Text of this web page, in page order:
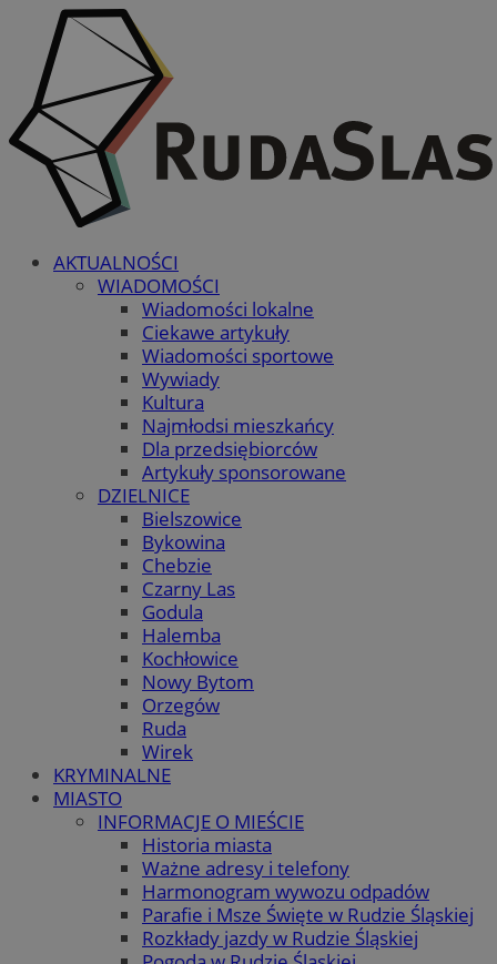
AKTUALNOŚCI
WIADOMOŚCI
Wiadomości lokalne
Ciekawe artykuły
Wiadomości sportowe
Wywiady
Kultura
Najmłodsi mieszkańcy
Dla przedsiębiorców
Artykuły sponsorowane
DZIELNICE
Bielszowice
Bykowina
Chebzie
Czarny Las
Godula
Halemba
Kochłowice
Nowy Bytom
Orzegów
Ruda
Wirek
KRYMINALNE
MIASTO
INFORMACJE O MIEŚCIE
Historia miasta
Ważne adresy i telefony
Harmonogram wywozu odpadów
Parafie i Msze Święte w Rudzie Śląskiej
Rozkłady jazdy w Rudzie Śląskiej